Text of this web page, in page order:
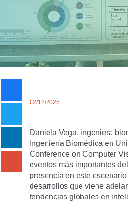
02/12/2025
Daniela Vega, ingeniera
Ingeniería Biomédica en
Conference on Computer
eventos más importantes
presencia en este
desarrollos que viene
tendencias globales en